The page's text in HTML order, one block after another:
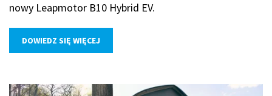
nowy Leapmotor B10 Hybrid EV.
DOWIEDZ SIĘ WIĘCEJ